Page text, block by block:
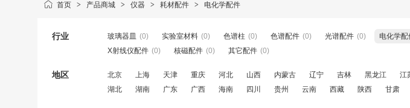
首页 > 产品商城 > 仪器 > 耗材配件 > 电化学配件
行业 玻璃器皿 (0) 实验室材料 (0) 色谱柱 (0) 色谱配件 (0) 光谱配件 (0) 电化学配
X射线仪配件 (0) 核磁配件 (0) 其它配件 (0)
地区 北京 上海 天津 重庆 河北 山西 内蒙古 辽宁 吉林 黑龙江 江
湖北
湖南 广东 广西 海南 四川 贵州 云南 西藏 陕西 甘肃